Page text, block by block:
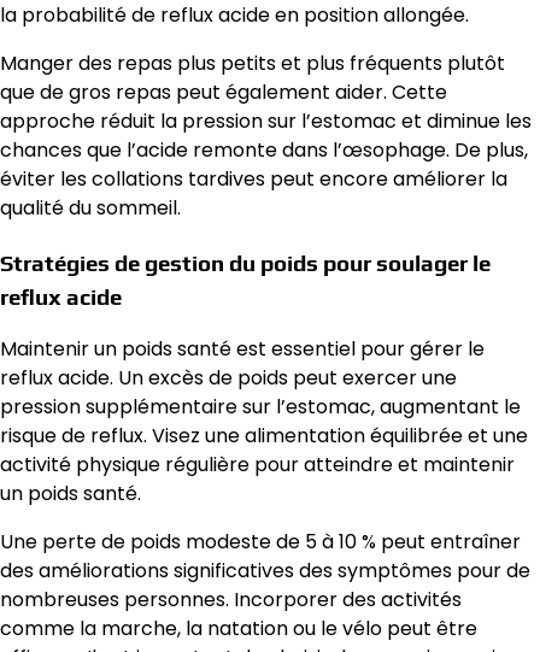
la probabilité de reflux acide en position allongée.
Manger des repas plus petits et plus fréquents plutôt
que de gros repas peut également aider. Cette
approche réduit la pression sur l’estomac et diminue les
chances que l’acide remonte dans l’œsophage. De plus,
éviter les collations tardives peut encore améliorer la
qualité du sommeil.
Stratégies de gestion du poids pour soulager le
reflux acide
Maintenir un poids santé est essentiel pour gérer le
reflux acide. Un excès de poids peut exercer une
pression supplémentaire sur l’estomac, augmentant le
risque de reflux. Visez une alimentation équilibrée et une
activité physique régulière pour atteindre et maintenir
un poids santé.
Une perte de poids modeste de 5 à 10 % peut entraîner
des améliorations significatives des symptômes pour de
nombreuses personnes. Incorporer des activités
comme la marche, la natation ou le vélo peut être